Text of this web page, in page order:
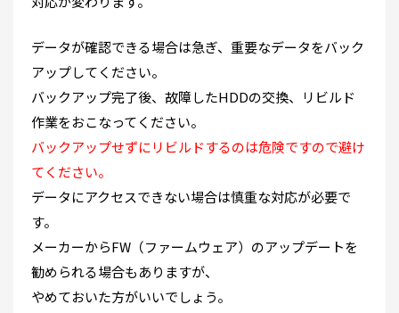
データが確認できる場合は急ぎ、重要なデータをバック
アップしてください。
バックアップ完了後、故障したHDDの交換、リビルド
作業をおこなってください。
バックアップせずにリビルドするのは危険ですので避け
てください。
データにアクセスできない場合は慎重な対応が必要で
す。
メーカーからFW（ファームウェア）のアップデートを
勧められる場合もありますが、
やめておいた方がいいでしょう。